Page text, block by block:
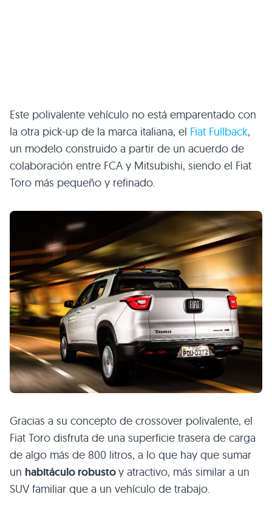
Este polivalente vehículo no está emparentado con
la otra pick-up de la marca italiana, el Fiat Fullback,
un modelo construido a partir de un acuerdo de
colaboración entre FCA y Mitsubishi, siendo el Fiat
Toro más pequeño y refinado.
Gracias a su concepto de crossover polivalente, el
Fiat Toro disfruta de una superficie trasera de carga
de algo más de 800 litros, a lo que hay que sumar
un habitáculo robustoy atractivo, más similar a un
SUV familiar que a un vehículo de trabajo.